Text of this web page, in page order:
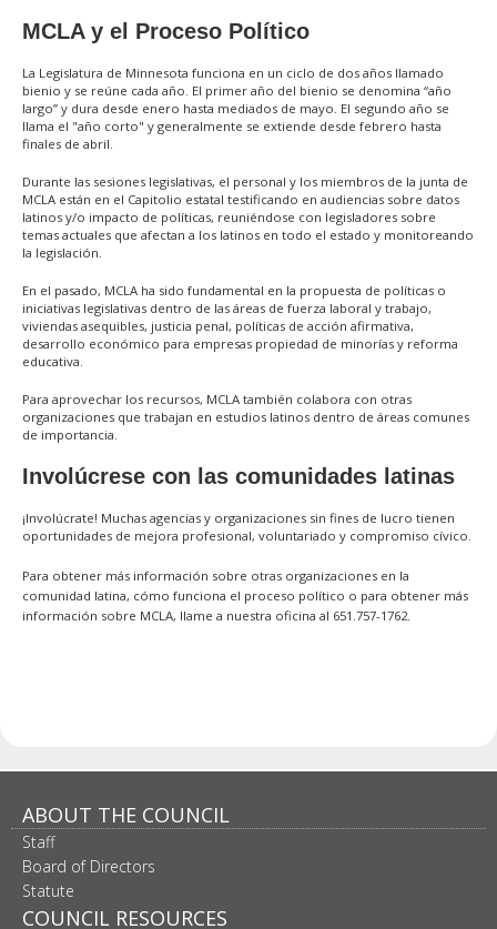
MCLA y el Proceso Político
La Legislatura de Minnesota funciona en un ciclo de dos años llamado
bienio y se reúne cada año. El primer año del bienio se denomina “año
largo” y dura desde enero hasta mediados de mayo. El segundo año se
llama el "año corto" y generalmente se extiende desde febrero hasta
finales de abril.
Durante las sesiones legislativas, el personal y los miembros de la junta de
MCLA están en el Capitolio estatal testificando en audiencias sobre datos
latinos y/o impacto de políticas, reuniéndose con legisladores sobre
temas actuales que afectan a los latinos en todo el estado y monitoreando
la legislación.
En el pasado, MCLA ha sido fundamental en la propuesta de políticas o
iniciativas legislativas dentro de las áreas de fuerza laboral y trabajo,
viviendas asequibles, justicia penal, políticas de acción afirmativa,
desarrollo económico para empresas propiedad de minorías y reforma
educativa.
Para aprovechar los recursos, MCLA también colabora con otras
organizaciones que trabajan en estudios latinos dentro de áreas comunes
de importancia.
Involúcrese con las comunidades latinas
¡Involúcrate! Muchas agencias y organizaciones sin fines de lucro tienen
oportunidades de mejora profesional, voluntariado y compromiso cívico.
Para obtener más información sobre otras organizaciones en la
comunidad latina, cómo funciona el proceso político o para obtener más
información sobre MCLA, llame a nuestra oficina al 651.757-1762.
ABOUT THE COUNCIL
Staff
Board of Directors
Statute
COUNCIL RESOURCES